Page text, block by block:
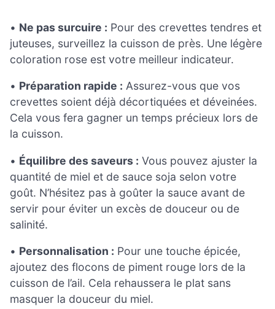
• Ne pas surcuire : Pour des crevettes tendres et
juteuses, surveillez la cuisson de près. Une légère
coloration rose est votre meilleur indicateur.
• Préparation rapide : Assurez-vous que vos
crevettes soient déjà décortiquées et déveinées.
Cela vous fera gagner un temps précieux lors de
la cuisson.
• Équilibre des saveurs : Vous pouvez ajuster la
quantité de miel et de sauce soja selon votre
goût. N’hésitez pas à goûter la sauce avant de
servir pour éviter un excès de douceur ou de
salinité.
• Personnalisation : Pour une touche épicée,
ajoutez des flocons de piment rouge lors de la
cuisson de l’ail. Cela rehaussera le plat sans
masquer la douceur du miel.